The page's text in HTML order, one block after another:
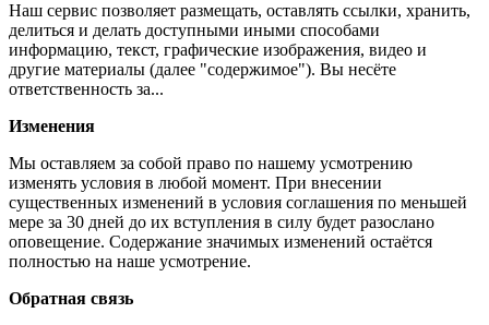
Наш сервис позволяет размещать, оставлять ссылки, хранить,
делиться и делать доступными иными способами
информацию, текст, графические изображения, видео и
другие материалы (далее "содержимое"). Вы несёте
ответственность за...
Изменения
Мы оставляем за собой право по нашему усмотрению
изменять условия в любой момент. При внесении
существенных изменений в условия соглашения по меньшей
мере за 30 дней до их вступления в силу будет разослано
оповещение. Содержание значимых изменений остаётся
полностью на наше усмотрение.
Обратная связь